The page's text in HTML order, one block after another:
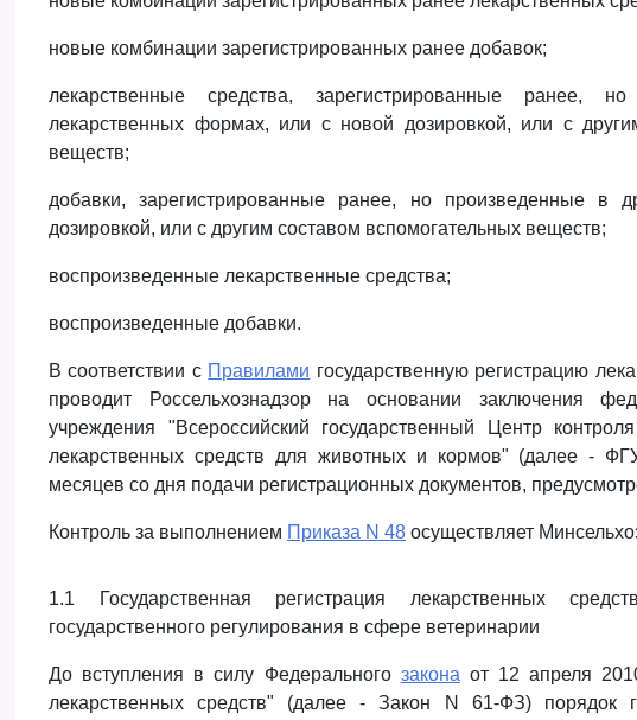
новые комбинации зарегистрированных ранее добавок;
лекарственные средства, зарегистрированные ранее,
лекарственных формах, или с новой дозировкой, или с
веществ;
добавки, зарегистрированные ранее, но произведенные в
дозировкой, или с другим составом вспомогательных веществ;
воспроизведенные лекарственные средства;
воспроизведенные добавки.
В соответствии с Правилами государственную регистрацию
проводит Россельхознадзор на основании заключения
учреждения "Всероссийский государственный Центр
лекарственных средств для животных и кормов" (далее -
месяцев со дня подачи регистрационных документов,
Контроль за выполнением Приказа N 48 осуществляет
1.1 Государственная регистрация лекарственных
государственного регулирования в сфере ветеринарии
До вступления в силу Федерального закона от 12 апреля
лекарственных средств" (далее - Закон N 61-ФЗ) порядок